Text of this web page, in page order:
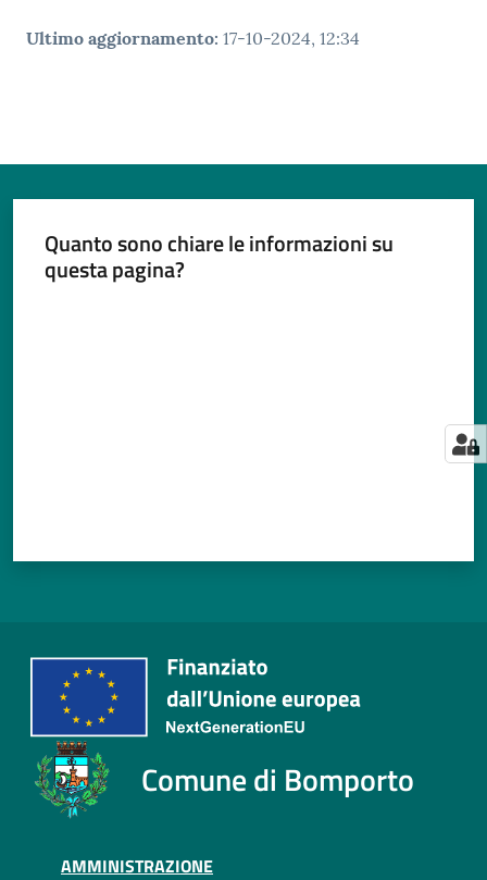
Ultimo aggiornamento: 17-10-2024, 12:34
Quanto sono chiare le informazioni su
questa pagina?
Comune di Bomporto
AMMINISTRAZIONE